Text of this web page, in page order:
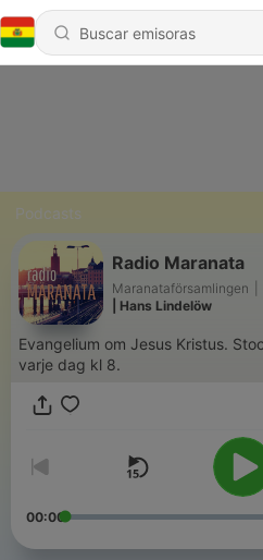
Podcasts
Radio Maranata
Maranataförsamlingen
| Hans Lindelöw
Evangelium om Jesus Kristus. Stockholms Närradio 88MHz
varje dag kl 8.
00:00